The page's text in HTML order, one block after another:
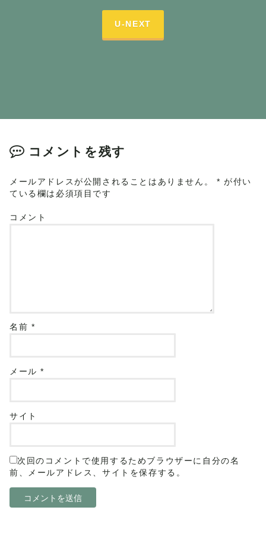
U-NEXT
コメントを残す
メールアドレスが公開されることはありません。 * が付い
ている欄は必須項目です
コメント
名前 *
メール*
サイト
次回のコメントで使用するためブラウザーに自分の名
前、メールアドレス、サイトを保存する。